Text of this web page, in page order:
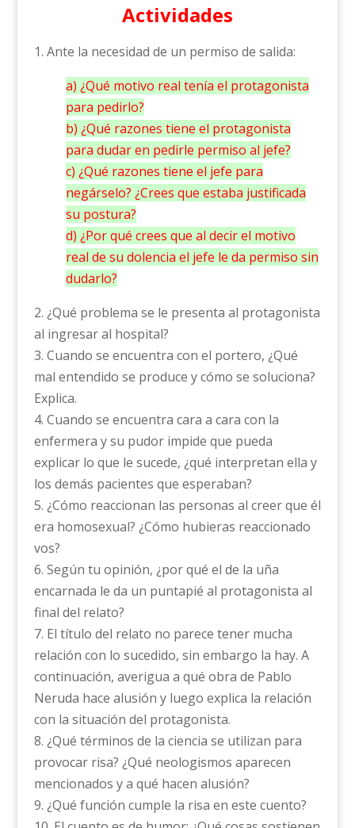
Actividades
1. Ante la necesidad de un permiso de salida:
a) ¿Qué motivo real tenía el protagonista
para pedirlo?
b) ¿Qué razones tiene el protagonista
para dudar en pedirle permiso al jefe?
c) ¿Qué razones tiene el jefe para
negárselo? ¿Crees que estaba justificada
su postura?
d) ¿Por qué crees que al decir el motivo
real de su dolencia el jefe le da permiso sin
dudarlo?
2. ¿Qué problema se le presenta al protagonista
al ingresar al hospital?
3. Cuando se encuentra con el portero, ¿Qué
mal entendido se produce y cómo se soluciona?
Explica.
4. Cuando se encuentra cara a cara con la
enfermera y su pudor impide que pueda
explicar lo que le sucede, ¿qué interpretan ella y
los demás pacientes que esperaban?
5. ¿Cómo reaccionan las personas al creer que él
era homosexual? ¿Cómo hubieras reaccionado
vos?
6. Según tu opinión, ¿por qué el de la uña
encarnada le da un puntapié al protagonista al
final del relato?
7. El título del relato no parece tener mucha
relación con lo sucedido, sin embargo la hay. A
continuación, averigua a qué obra de Pablo
Neruda hace alusión y luego explica la relación
con la situación del protagonista.
8. ¿Qué términos de la ciencia se utilizan para
provocar risa? ¿Qué neologismos aparecen
mencionados y a qué hacen alusión?
9. ¿Qué función cumple la risa en este cuento?